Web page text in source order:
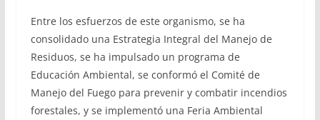
Entre los esfuerzos de este organismo, se ha
consolidado una Estrategia Integral del Manejo de
Residuos, se ha impulsado un programa de
Educación Ambiental, se conformó el Comité de
Manejo del Fuego para prevenir y combatir incendios
forestales, y se implementó una Feria Ambiental